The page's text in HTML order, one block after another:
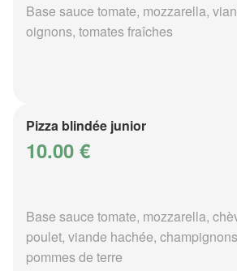
Base sauce tomate, mozzarella,
oignons, tomates fraîches
Pizza blindée junior
10.00 €
Base sauce tomate, mozzarella,
poulet, viande hachée,
pommes de terre